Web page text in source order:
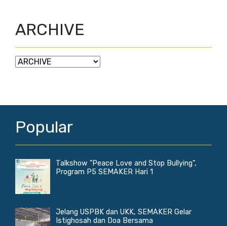
ARCHIVE
Popular
Talkshow "Peace Love and Stop Bullying",
Program P5 SEMAKER Hari 1
Jelang USPBK dan UKK, SEMAKER Gelar
Istighosah dan Doa Bersama